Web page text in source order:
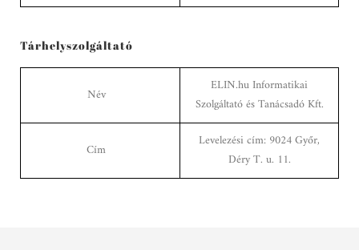
Tárhelyszolgáltató
Név
ELIN.hu Informatikai
Szolgáltató és Tanácsadó Kft.
Cím
Levelezési cím: 9024 Győr,
Déry T. u. 11.